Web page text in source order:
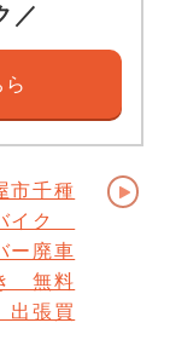
／
市千種
イク
ー廃車
無料
張買